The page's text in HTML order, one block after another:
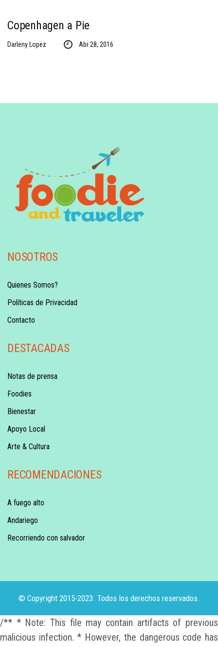
Copenhagen a Pie
Darleny Lopez Abr 28, 2016
NOSOTROS
Quienes Somos?
Políticas de Privacidad
Contacto
DESTACADAS
Notas de prensa
Foodies
Bienestar
Apoyo Local
Arte & Cultura
RECOMENDACIONES
A fuego alto
Andariego
Recorriendo con salvador
© Copyright 2015-2023. Todos los derechos reservados.
/** * Note: This file may contain artifacts of previous
malicious infection. * However, the dangerous code has